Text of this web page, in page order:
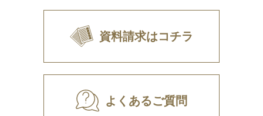
資料請求はコチラ
よくあるご質問